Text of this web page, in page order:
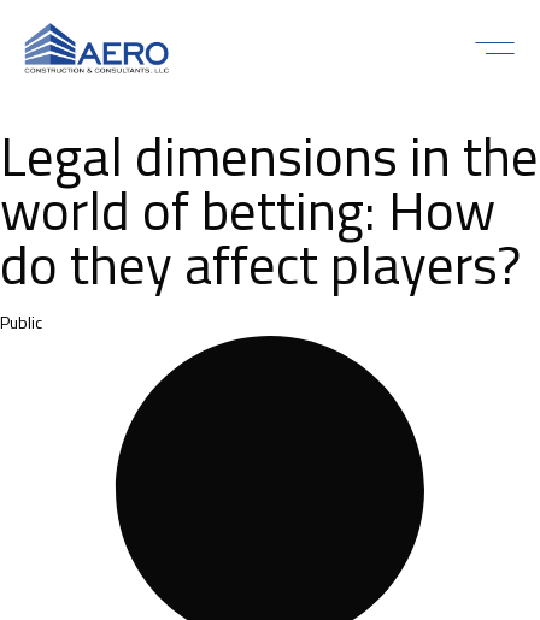
Legal dimensions in the
world of betting: How
do they affect players?
Category
Public